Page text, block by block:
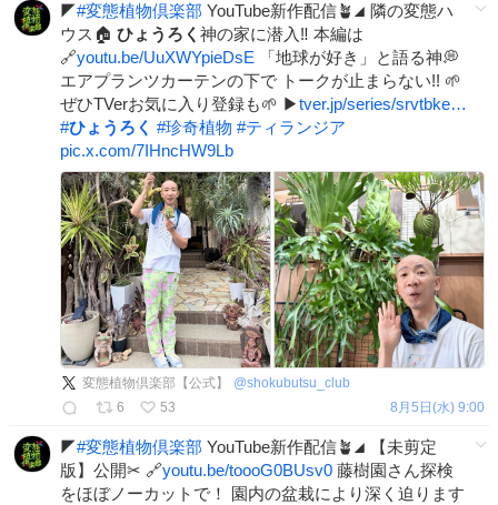
◤#変態植物倶楽部 YouTube新作配信🪴◢ 隣の変態ハ
ウス🏠 ひょうろく 神の家に潜入‼ 本編は
🔗youtu.be/UuXWYpieDsE 「地球が好き」と語る神💭
エアプランツカーテンの下で トークが止まらない!! 🌱
ぜひTVerお気に入り登録も🌱 ▶tver.jp/series/srvtbke…
#ひょうろく #珍奇植物 #ティランジア
pic.x.com/7IHncHW9Lb
変態植物倶楽部【公式】 @shokubutsu_club
6
53 8月5日(水) 9:00
◤#変態植物倶楽部 YouTube新作配信🪴◢ 【未剪定
版】公開✂ 🔗youtu.be/toooG0BUsv0 藤樹園さん探検
をほぼノーカットで！ 園内の盆栽により深く迫ります